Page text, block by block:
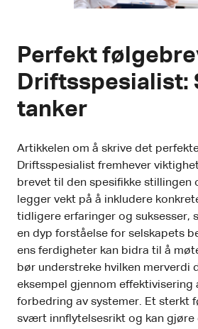
Perfekt
Driftsspesialist:
tanker
Artikkelen om å skrive det
Driftsspesialist fremhever
brevet til den spesifikke stillingen
legger vekt på å inkludere
tidligere erfaringer og suksesser,
en dyp forståelse for selskapets
ens ferdigheter kan bidra til å
bør understreke hvilken merverdi
eksempel gjennom effektivisering
forbedring av systemer. Et sterkt
svært innflytelsesrikt og kan gjøre